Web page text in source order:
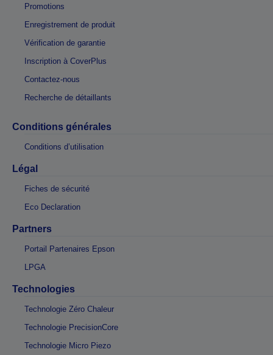
Promotions
Enregistrement de produit
Vérification de garantie
Inscription à CoverPlus
Contactez-nous
Recherche de détaillants
Conditions générales
Conditions d’utilisation
Légal
Fiches de sécurité
Eco Declaration
Partners
Portail Partenaires Epson
LPGA
Technologies
Technologie Zéro Chaleur
Technologie PrecisionCore
Technologie Micro Piezo